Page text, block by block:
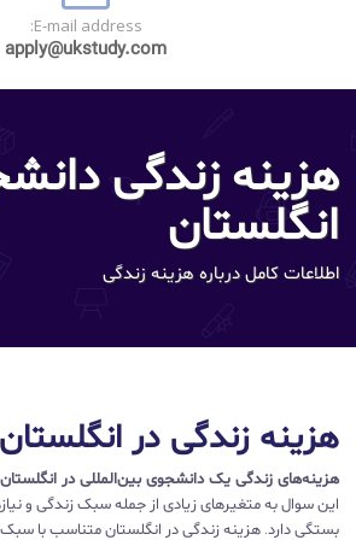
E-mail address:
apply@ukstudy.com
هزینه زندگی
انگلستان
اطلاعات کامل درباره هزینه زندگی
هزینه‌ زندگی در انگلستان
هزینه‌های زندگی یک دانشجوی بین‌المللی در
این سوال به متغیرهای زیادی از جمله سبک زندگی و
بستگی دارد. هزینه‌ زندگی در انگلستان متناسب با